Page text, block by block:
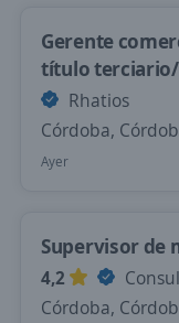
Gerente
título
Rhatios
Córdoba,
Ayer
Supervisor de
4,2
Córdoba,